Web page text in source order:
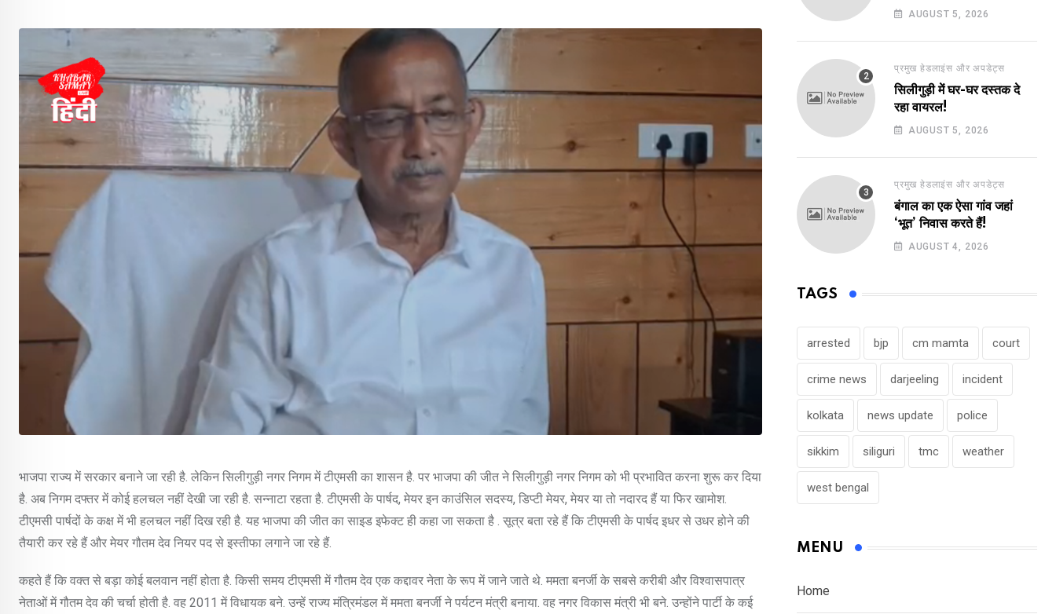
Email
भाजपा राज्य में सरकार बनाने जा रही है. लेकिन सिलीगुड़ी नगर निगम में टीएमसी का शासन है. पर भाजपा की जीत ने सिलीगुड़ी नगर निगम को भी प्रभावित करना शुरू कर दिया
है. अब निगम दफ्तर में कोई हलचल नहीं देखी जा रही है. सन्नाटा रहता है. टीएमसी के पार्षद, मेयर इन काउंसिल सदस्य, डिप्टी मेयर, मेयर या तो नदारद हैं या फिर खामोश.
टीएमसी पार्षदों के कक्ष में भी हलचल नहीं दिख रही है. यह भाजपा की जीत का साइड इफेक्ट ही कहा जा सकता है . सूत्र बता रहे हैं कि टीएमसी के पार्षद इधर से उधर होने की
तैयारी कर रहे हैं और मेयर गौतम देव नियर पद से इस्तीफा लगाने जा रहे हैं.
कहते हैं कि वक्त से बड़ा कोई बलवान नहीं होता है. किसी समय टीएमसी में गौतम देव एक कद्दावर नेता के रूप में जाने जाते थे. ममता बनर्जी के सबसे करीबी और विश्वासपात्र
नेताओं में गौतम देव की चर्चा होती है. वह 2011 में विधायक बने. उन्हें राज्य मंत्रिमंडल में ममता बनर्जी ने पर्यटन मंत्री बनाया. वह नगर विकास मंत्री भी बने. उन्होंने पार्टी के कई
AUGUST 5, 2026
प्रमुख हेडलाइंस और अपडेट्स
सिलीगुड़ी में घर-घर दस्तक दे
रहा वायरल!
AUGUST 5, 2026
प्रमुख हेडलाइंस और अपडेट्स
बंगाल का एक ऐसा गांव जहां
‘भूत’ निवास करते हैं!
AUGUST 4, 2026
TAGS
arrested bjp cm mamta court
crime news darjeeling incident
kolkata news update police
sikkim siliguri tmc weather
west bengal
MENU
Home